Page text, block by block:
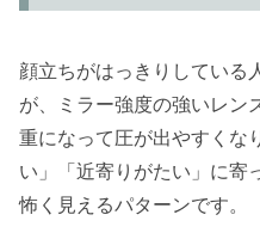
顔立ちがはっきりしている
が、ミラー強度の強いレン
重になって圧が出やすくな
い」「近寄りがたい」に寄
怖く見えるパターンです。